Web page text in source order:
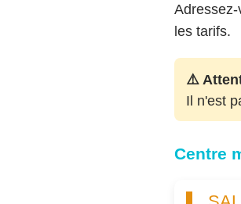
les tarifs.
⚠️
Il n'est
Centre